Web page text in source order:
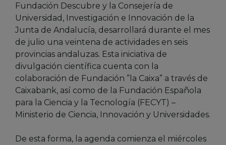
Fundación Descubre y la Consejería de
Universidad, Investigación e Innovación de la
Junta de Andalucía, desarrollará durante el mes
de julio una veintena de actividades en seis
provincias andaluzas. Esta iniciativa de
divulgación científica cuenta con la
colaboración de Fundación ”la Caixa” a través de
Caixabank, así como de la Fundación Española
para la Ciencia y la Tecnología (FECYT) –
Ministerio de Ciencia, Innovación y Universidades.
De esta forma, la agenda comienza el miércoles